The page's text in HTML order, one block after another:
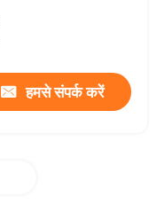
हमसे संपर्क करें